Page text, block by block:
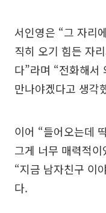
서인영은 “그 자리
직히 오기 힘든 자
다”라며 “전화해서
만나야겠다고 생각
이어 “들어오는데
그게 너무 매력적
“지금 남자친구 이
다.